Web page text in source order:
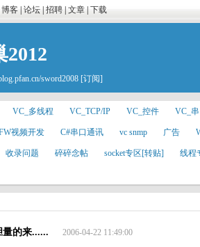
博客 论坛 招聘 文章 下载
2012
sword2008 [订阅]
VC_多线程 VC_TCP/IP VC_控件 VC_
视频开发 C#串口通讯 vc snmp 广告
收录问题 碎碎念帖 socket专区[转贴] 线程
的来...... 2006-04-22 11:49:00